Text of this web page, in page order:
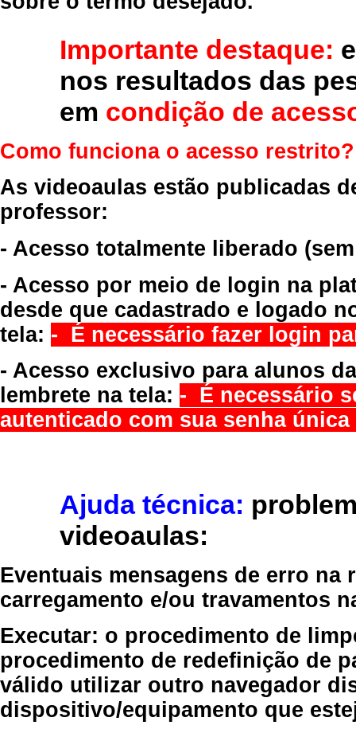
Importante destaque:
nos resultados das
em condição de
Como funciona o acesso restrito?
As videoaulas estão publicadas
professor:
- Acesso totalmente liberado
- Acesso por meio de login na
desde que cadastrado e logado
tela: - É necessário fazer login
- Acesso exclusivo para alunos
lembrete na tela: - É necessário
autenticado com sua senha
Ajuda técnica:
videoaulas:
Eventuais mensagens de erro
carregamento e/ou travamentos
Executar: o procedimento de
procedimento de redefinição de
válido utilizar outro navegador
dispositivo/equipamento que